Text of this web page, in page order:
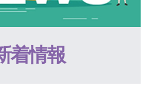
着情報